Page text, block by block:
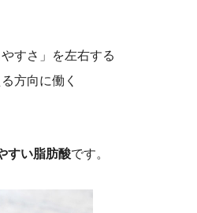
すさ」を左右する
方向に働く
すい脂肪酸です。